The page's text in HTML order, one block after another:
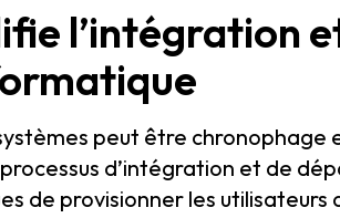
l’intégration
peut être chronophage
d’intégration et de
de provisionner les utilisateurs